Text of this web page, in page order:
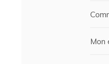
Mon